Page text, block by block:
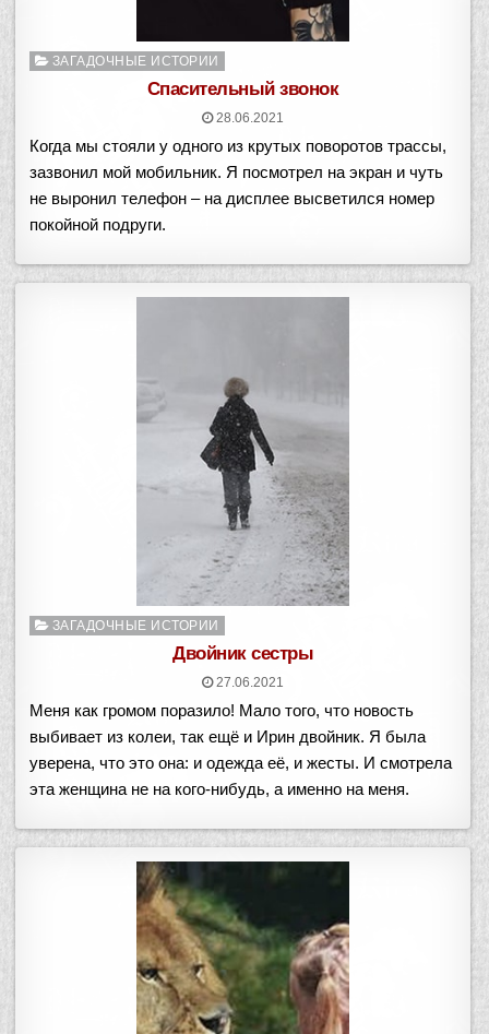
Опубликовано
ЗАГАДОЧНЫЕ ИСТОРИИ
Спасительный звонок
28.06.2021
Когда мы стояли у одного из крутых поворотов трассы,
зазвонил мой мобильник. Я посмотрел на экран и чуть
не выронил телефон – на дисплее высветился номер
покойной подруги.
Опубликовано
ЗАГАДОЧНЫЕ ИСТОРИИ
Двойник сестры
27.06.2021
Меня как громом поразило! Мало того, что новость
выбивает из колеи, так ещё и Ирин двойник. Я была
уверена, что это она: и одежда её, и жесты. И смотрела
эта женщина не на кого-нибудь, а именно на меня.